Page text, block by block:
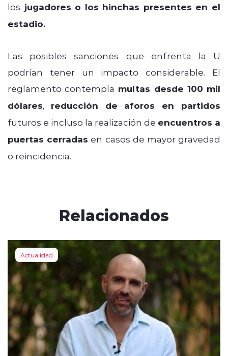
los jugadores o los hinchas presentes en el
estadio.
Las posibles sanciones que enfrenta la U
podrían tener un impacto considerable. El
reglamento contempla multas desde 100 mil
dólares, reducción de aforos en partidos
futuros e incluso la realización de encuentros a
puertas cerradas en casos de mayor gravedad
o reincidencia.
Relacionados
Actualidad